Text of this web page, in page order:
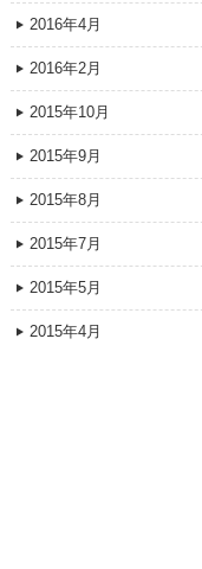
2016年4月
2016年2月
2015年10月
2015年9月
2015年8月
2015年7月
2015年5月
2015年4月